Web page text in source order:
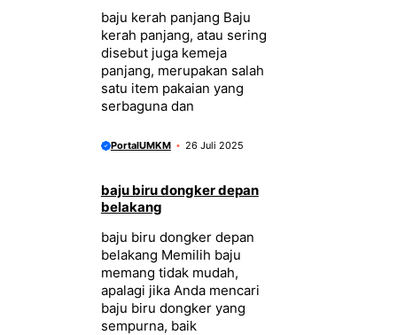
baju kerah panjang Baju
kerah panjang, atau sering
disebut juga kemeja
panjang, merupakan salah
satu item pakaian yang
serbaguna dan
PortalUMKM 26 Juli 2025
baju biru dongker depan
belakang
baju biru dongker depan
belakang Memilih baju
memang tidak mudah,
apalagi jika Anda mencari
baju biru dongker yang
sempurna, baik